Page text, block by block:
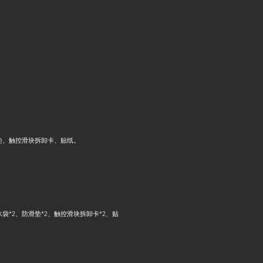
触控滑块拆卸卡、贴纸。
*2、防滑垫*2、触控滑块拆卸卡*2、贴